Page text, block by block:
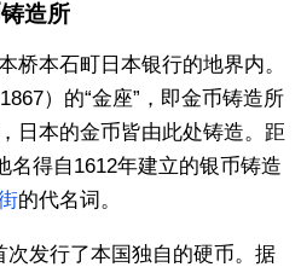
造所
桥本石町日本银行的地界内。
）的“金座”，即金币铸造所
日本的金币皆由此处铸造。距
名得自1612年建立的银币铸造
的代名词。
发行了本国独自的硬币。据